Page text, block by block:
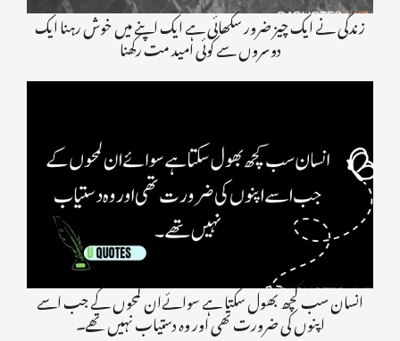
زندگی نے ایک چیز ضرور سکھائی ہے ایک اپنے میں خوش رہنا ایک
دوسروں سے کوئی امید مت رکھنا
انسان سب کچھ بھول سکتا ہے سوائےان لمحوں کے جب اسے
اپنوں کی ضرورت تھی اور وہ دستیاب نہیں تھے۔